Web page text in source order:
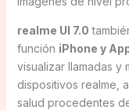
realme UI 7.0
función iPhone y
visualizar llamadas y
dispositivos realme,
salud procedentes